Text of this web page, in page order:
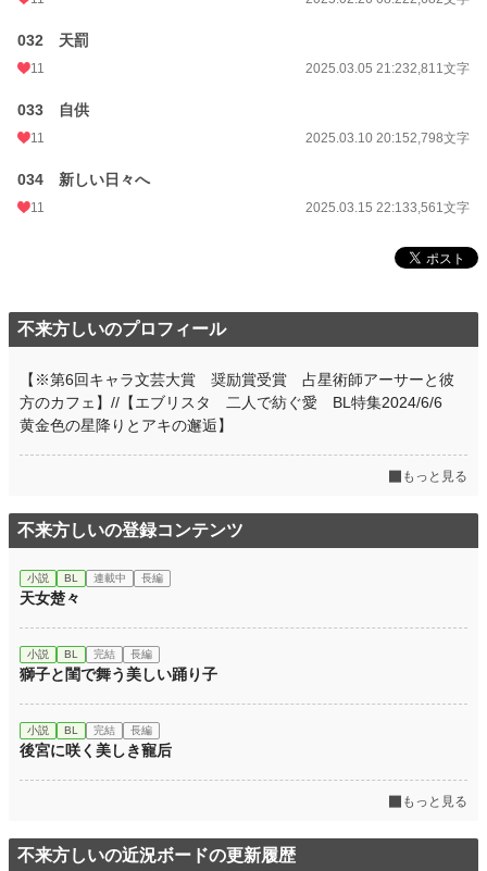
032 天罰
11 2025.03.05 21:232,811文字
033 自供
11 2025.03.10 20:152,798文字
034 新しい日々へ
11 2025.03.15 22:133,561文字
不来方しいのプロフィール
【※第6回キャラ文芸大賞 奨励賞受賞 占星術師アーサーと彼
方のカフェ】//【エブリスタ 二人で紡ぐ愛 BL特集2024/6/6
黄金色の星降りとアキの邂逅】
もっと見る
不来方しいの登録コンテンツ
小説 BL 連載中 長編
天女楚々
小説 BL 完結 長編
獅子と閨で舞う美しい踊り子
小説 BL 完結 長編
後宮に咲く美しき寵后
もっと見る
不来方しいの近況ボードの更新履歴